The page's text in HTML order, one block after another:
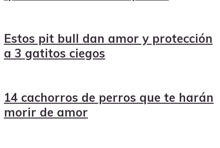
Estos pit bull dan amor y protección
a 3 gatitos ciegos
14 cachorros de perros que te harán
morir de amor